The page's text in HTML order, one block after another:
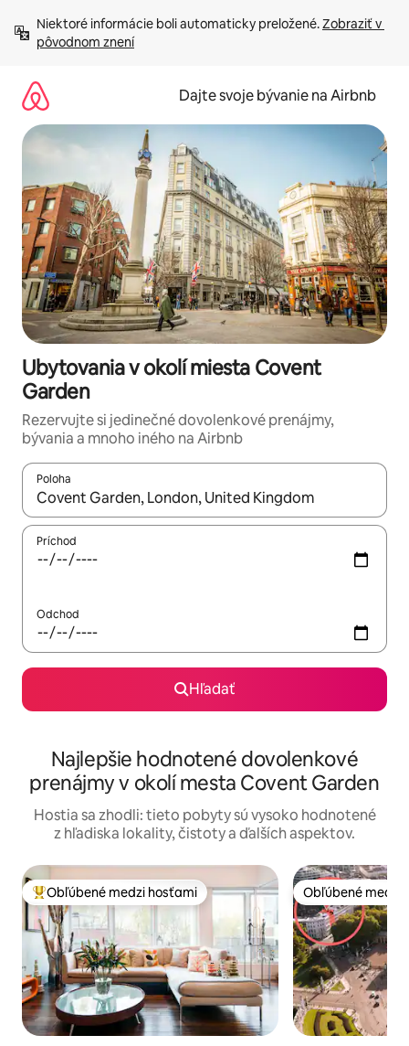
obsah.
Niektoré informácie boli automaticky preložené. Zobraziť v
pôvodnom znení
Dajte svoje bývanie na Airbnb
Ubytovania v okolí miesta Covent
Garden
Rezervujte si jedinečné dovolenkové prenájmy,
bývania a mnoho iného na Airbnb
Poloha
Keď budú výsledky k dispozícii, môžete si ich prechádzať
Príchod
Odchod
Hľadať
Najlepšie hodnotené dovolenkové
prenájmy v okolí mesta Covent Garden
Hostia sa zhodli: tieto pobyty sú vysoko hodnotené
z hľadiska lokality, čistoty a ďalších aspektov.
Najobľúbenejšie medzi hosťami
Obľúbené medzi hosťami Obľúbené medzi
Obľúbené medzi